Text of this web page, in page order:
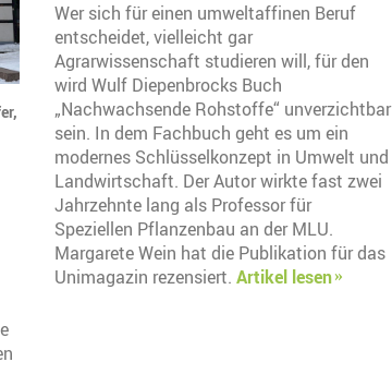
Wer sich für einen umweltaffinen Beruf
entscheidet, vielleicht gar
Agrarwissenschaft studieren will, für den
wird Wulf Diepenbrocks Buch
„Nachwachsende Rohstoffe“ unverzichtbar
sein. In dem Fachbuch geht es um ein
modernes Schlüsselkonzept in Umwelt und
Landwirtschaft. Der Autor wirkte fast zwei
Jahrzehnte lang als Professor für
Speziellen Pflanzenbau an der MLU.
Margarete Wein hat die Publikation für das
Unimagazin rezensiert. Artikel lesen